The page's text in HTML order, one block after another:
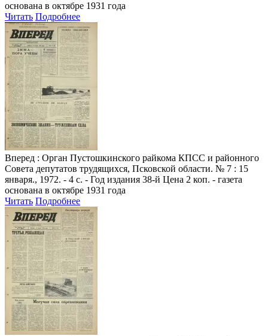
основана в октябре 1931 года
Читать Подробнее
Вперед : Орган Пустошкинского райкома КПСС и районного
Совета депутатов трудящихся, Псковской области. № 7 : 15
января., 1972. - 4 с. - Год издания 38-й Цена 2 коп. - газета
основана в октябре 1931 года
Читать Подробнее